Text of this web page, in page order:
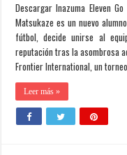
Descargar Inazuma Eleven
Matsukaze es un nuevo
fútbol, decide unirse al
reputación tras la asombrosa
Frontier International, un
Leer más »